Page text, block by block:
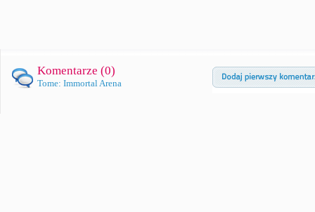
Komentarze (0)
Tome: Immortal Arena